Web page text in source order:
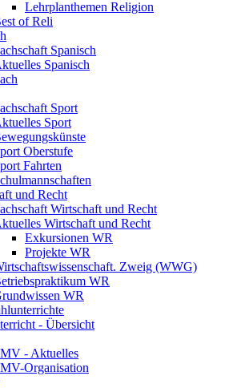
Lehrplanthemen Religion
of Reli
Spanisch
Spanisch
Sport
Sport
Oberstufe
Fahrten
und Recht
Wirtschaft und Recht
Wirtschaft und Recht
Exkursionen WR
Projekte WR
Zweig (WWG)
WR
WR
- Übersicht
- Aktuelles
Organisation